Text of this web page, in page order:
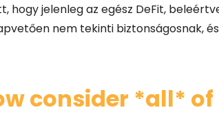
hogy jelenleg az egész DeFit,
nem tekinti biztonságosnak,
consider *all* of